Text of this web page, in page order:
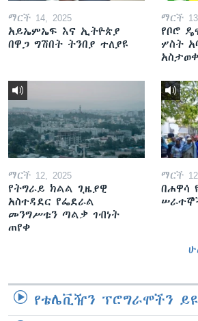
ማርች 14, 2025
አይኤምኤፍ እና ኢትዮጵያ
በዋጋ ግሽበት ትንበያ ተለያዩ
ማርች
የቦሮ
ሦስት
አስታወቀ
ማርች 12, 2025
የትግራይ ክልል ጊዜያዊ
አስተዳደር የፌደራል
መንግሥቱን ጣልቃ ገብነት
ጠየቀ
ማርች
በሐዋሳ
የቴሌቪዥን ፕሮግራሞችን ይዩ